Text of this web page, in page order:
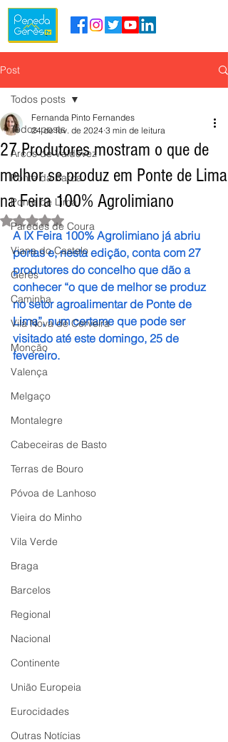
Post
Todos posts
Arcos de Valdevez
Ponte da Barca
Ponte de Lima
Paredes de Coura
Viana do Castelo
Gerês
Caminha
Vila Nova de Cerveira
Monção
Valença
Melgaço
Montalegre
Cabeceiras de Basto
Terras de Bouro
Póvoa de Lanhoso
Vieira do Minho
Vila Verde
Braga
Barcelos
Regional
Nacional
Continente
União Europeia
Eurocidades
Outras Notícias
Todos posts
27 Produtores mostram o que de
melhor se produz em Ponte de Lima
na Feira 100% Agrolimiano
Fernanda Pinto Fernandes
24 de fev. de 2024 3 min de leitura
Avaliado com NaN de 5 estrelas.
A IX Feira 100% Agrolimiano já abriu
portas e, nesta edição, conta com 27
produtores do concelho que dão a
conhecer “o que de melhor se produz
no setor agroalimentar de Ponte de
Lima”, num certame que pode ser
visitado até este domingo, 25 de
fevereiro.